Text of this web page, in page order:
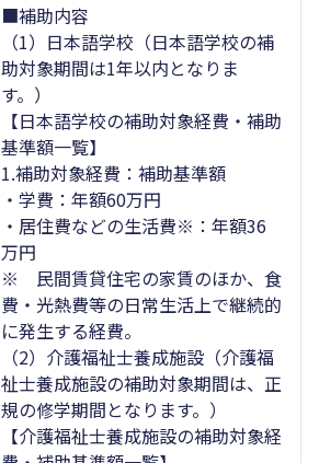
■補助内容
（1）日本語学校（日本語学校の補
助対象期間は1年以内となりま
す。）
【日本語学校の補助対象経費・補助
基準額一覧】
1.補助対象経費：補助基準額
・学費：年額60万円
・居住費などの生活費※：年額36
万円
※ 民間賃貸住宅の家賃のほか、食
費・光熱費等の日常生活上で継続的
に発生する経費。
（2）介護福祉士養成施設（介護福
祉士養成施設の補助対象期間は、正
規の修学期間となります。）
【介護福祉士養成施設の補助対象経